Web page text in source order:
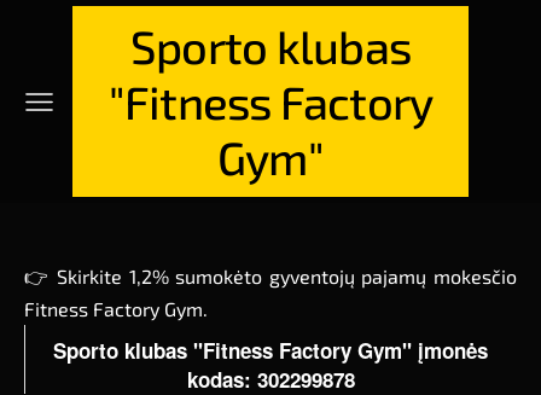
Sporto klubas
"Fitness Factory
Gym"
👉 Skirkite 1,2% sumokėto gyventojų pajamų mokesčio
Fitness Factory Gym.
Sporto klubas "Fitness Factory Gym" įmonės
kodas: 302299878